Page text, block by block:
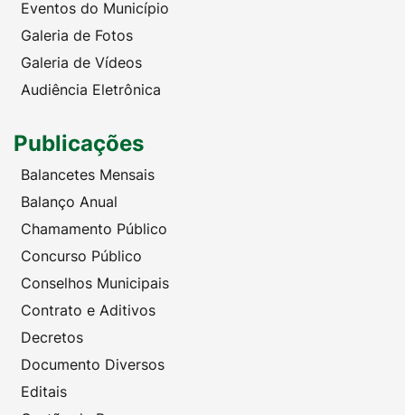
Eventos do Município
Galeria de Fotos
Galeria de Vídeos
Audiência Eletrônica
Publicações
Balancetes Mensais
Balanço Anual
Chamamento Público
Concurso Público
Conselhos Municipais
Contrato e Aditivos
Decretos
Documento Diversos
Editais